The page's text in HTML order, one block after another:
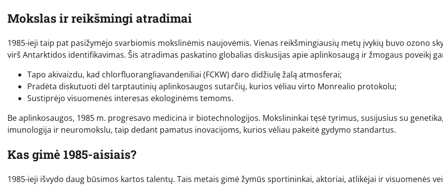
Mokslas ir reikšmingi atradimai
1985-ieji taip pat pasižymėjo svarbiomis mokslinėmis naujovėmis. Vienas reikšmingiausių metų įvykių buvo ozono
virš Antarktidos identifikavimas. Šis atradimas paskatino globalias diskusijas apie aplinkosaugą ir žmogaus poveikį
Tapo akivaizdu, kad chlorfluorangliavandeniliai (FCKW) daro didžiulę žalą atmosferai;
Pradėta diskutuoti dėl tarptautinių aplinkosaugos sutarčių, kurios vėliau virto Monrealio protokolu;
Sustiprėjo visuomenės interesas ekologinėms temoms.
Be aplinkosaugos, 1985 m. progresavo medicina ir biotechnologijos. Mokslininkai tęsė tyrimus, susijusius su genetika,
imunologija ir neuromokslu, taip dedant pamatus inovacijoms, kurios vėliau pakeitė gydymo standartus.
Kas gimė 1985-aisiais?
1985-ieji išvydo daug būsimos kartos talentų. Tais metais gimė žymūs sportininkai, aktoriai, atlikėjai ir visuomenės